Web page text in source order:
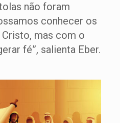
não foram
conhecer os
mas com o
fé”, salienta Eber.